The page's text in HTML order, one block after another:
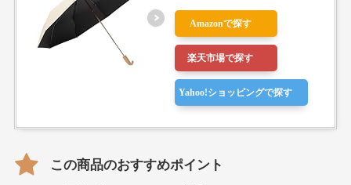
Amazonで探す
楽天市場で探す
Yahoo!ショッピングで探す
この商品のおすすめポイント